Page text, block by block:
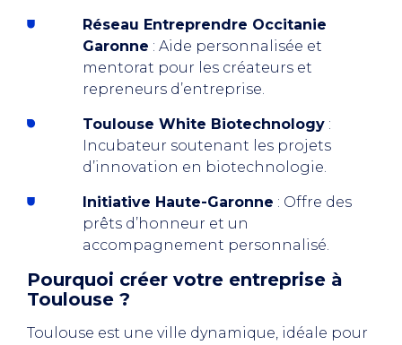
Réseau Entreprendre Occitanie
Garonne : Aide personnalisée et
mentorat pour les créateurs et
repreneurs d’entreprise.
Toulouse White Biotechnology :
Incubateur soutenant les projets
d’innovation en biotechnologie.
Initiative Haute-Garonne : Offre des
prêts d’honneur et un
accompagnement personnalisé.
Pourquoi créer votre entreprise à
Toulouse ?
Toulouse est une ville dynamique, idéale pour